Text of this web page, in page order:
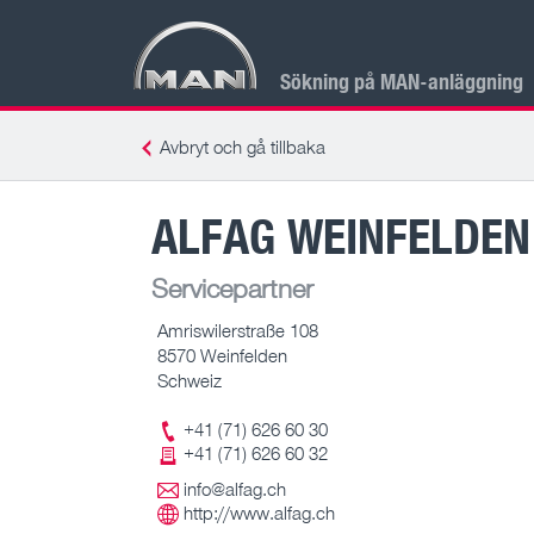
Sökning på MAN-anläggning
Avbryt och gå tillbaka
ALFAG
Servicepartner
Amriswilerstraße 108
8570 Weinfelden
Schweiz
+41 (71) 626 60 30
+41 (71) 626 60 32
info@alfag.ch
http://www.alfag.ch